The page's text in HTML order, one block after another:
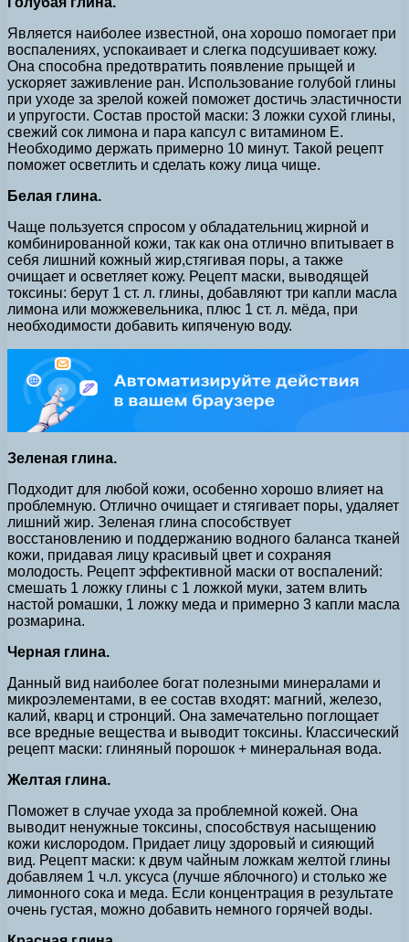
Является наиболее известной, она хорошо помогает при
воспалениях, успокаивает и слегка подсушивает кожу.
Она способна предотвратить появление прыщей и
ускоряет заживление ран. Использование голубой глины
при уходе за зрелой кожей поможет достичь эластичности
и упругости. Состав простой маски: 3 ложки сухой глины,
свежий сок лимона и пара капсул с витамином Е.
Необходимо держать примерно 10 минут. Такой рецепт
поможет осветлить и сделать кожу лица чище.
Белая глина.
Чаще пользуется спросом у обладательниц жирной и
комбинированной кожи, так как она отлично впитывает в
себя лишний кожный жир,стягивая поры, а также
очищает и осветляет кожу. Рецепт маски, выводящей
токсины: берут 1 ст. л. глины, добавляют три капли масла
лимона или можжевельника, плюс 1 ст. л. мёда, при
необходимости добавить кипяченую воду.
Зеленая глина.
Подходит для любой кожи, особенно хорошо влияет на
проблемную. Отлично очищает и стягивает поры, удаляет
лишний жир. Зеленая глина способствует
восстановлению и поддержанию водного баланса тканей
кожи, придавая лицу красивый цвет и сохраняя
молодость. Рецепт эффективной маски от воспалений:
смешать 1 ложку глины с 1 ложкой муки, затем влить
настой ромашки, 1 ложку меда и примерно 3 капли масла
розмарина.
Черная глина.
Данный вид наиболее богат полезными минералами и
микроэлементами, в ее состав входят: магний, железо,
калий, кварц и стронций. Она замечательно поглощает
все вредные вещества и выводит токсины. Классический
рецепт маски: глиняный порошок + минеральная вода.
Желтая глина.
Поможет в случае ухода за проблемной кожей. Она
выводит ненужные токсины, способствуя насыщению
кожи кислородом. Придает лицу здоровый и сияющий
вид. Рецепт маски: к двум чайным ложкам желтой глины
добавляем 1 ч.л. уксуса (лучше яблочного) и столько же
лимонного сока и меда. Если концентрация в результате
очень густая, можно добавить немного горячей воды.